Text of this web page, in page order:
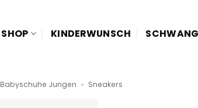
SHOP KINDERWUNSCH
Babyschuhe Jungen » Sneakers